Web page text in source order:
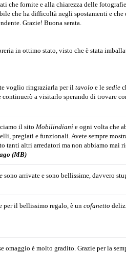
che fornite e alla chiarezza delle
che ha difficoltà negli spostamenti e
Grazie! Buona serata.
in ottimo stato, visto che è stata
voglio ringraziarla per il tavolo e le sedie
a visitarlo sperando di trovare
il sito Mobilindiani e ogni volta che
pregiati e funzionali. Avete sempre
tanti altri arredatori ma non abbiamo mai
(MB)
sono arrivate e sono bellissime, davvero
per il bellissimo regalo, è un cofanetto
omaggio è molto gradito. Grazie per la